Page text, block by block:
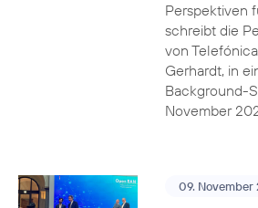
Perspektiven
schreibt die
von
Gerhardt, in
Background-
November
09. November